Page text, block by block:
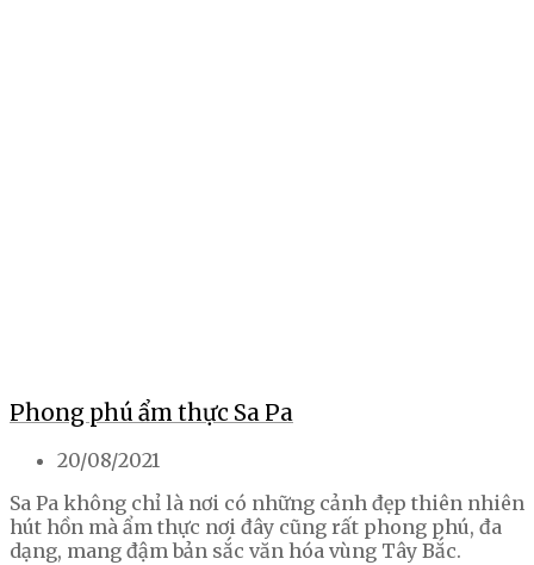
Phong phú ẩm thực Sa Pa
20/08/2021
Sa Pa không chỉ là nơi có những cảnh đẹp thiên nhiên
hút hồn mà ẩm thực nơi đây cũng rất phong phú, đa
dạng, mang đậm bản sắc văn hóa vùng Tây Bắc.